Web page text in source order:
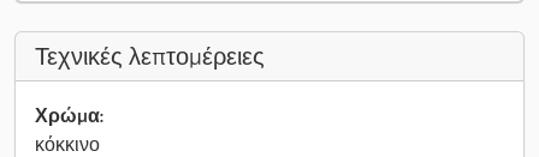
Τεχνικές λεπτομέρειες
Χρώμα:
κόκκινο